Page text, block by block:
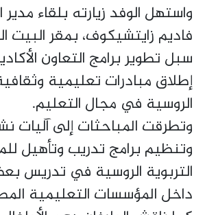
واستهل الوفد زيارته بلقاء
فاديم زايتشيكوف، بمقر البيت
سبل تطوير برامج التعاون
إطلاق مبادرات تعليمية
الروسية في مجال التعليم.
وتطرقت المباحثات إلى آليات
وتنظيم برامج تدريب وتأهيل
التربوية الروسية في تدريس
داخل المؤسسات التعليمية